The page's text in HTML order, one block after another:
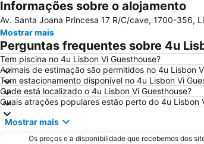
Informações sobre o alojamento
Av. Santa Joana Princesa 17 R/C/cave, 1700-356,
Mostrar mais
Perguntas frequentes sobre 4u
Tem piscina no 4u Lisbon Vi Guesthouse?
Animais de estimação são permitidos no 4u Lisbon
Tem estacionamento disponível no 4u Lisbon Vi
Onde está localizado o 4u Lisbon Vi Guesthouse?
Quais atrações populares estão perto do 4u Lisbon
Mostrar mais
Os preços e a disponibilidade que recebemos dos